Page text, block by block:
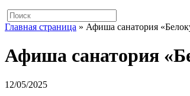
Главная страница » Афиша санатория
Афиша санатория
12/05/2025